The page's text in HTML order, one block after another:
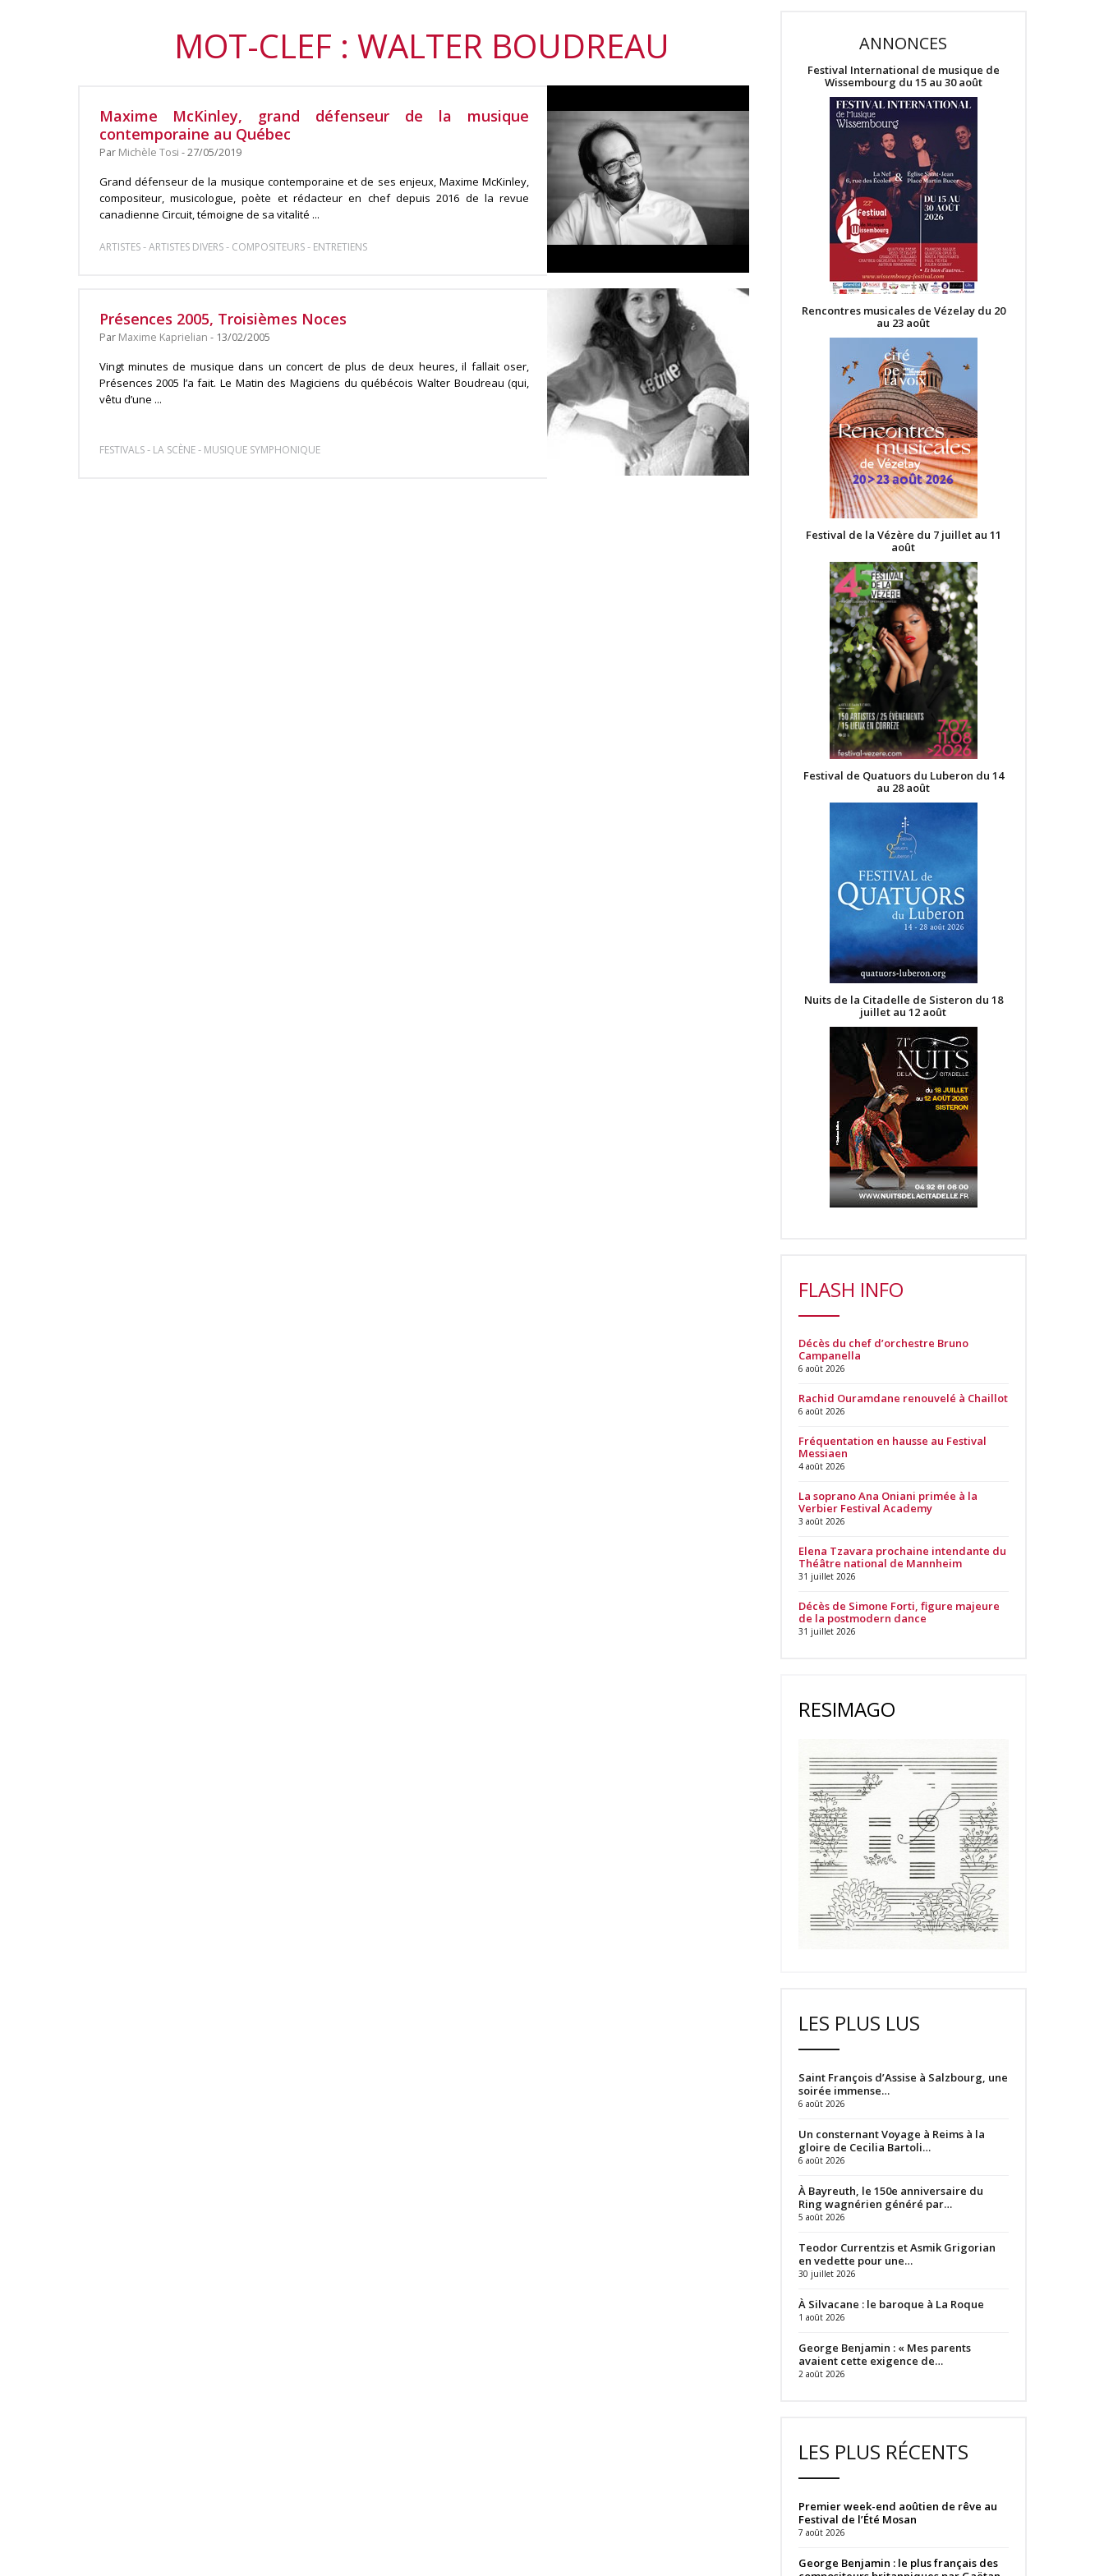
MOT-CLEF : WALTER BOUDREAU
Maxime McKinley, grand défenseur de la musique
contemporaine au Québec
Par Michèle Tosi - 27/05/2019
Grand défenseur de la musique contemporaine et de ses enjeux, Maxime McKinley,
compositeur, musicologue, poète et rédacteur en chef depuis 2016 de la revue
canadienne Circuit, témoigne de sa vitalité ...
ARTISTES-ARTISTES DIVERS- COMPOSITEURS- ENTRETIENS
Présences 2005, Troisièmes Noces
Par Maxime Kaprielian - 13/02/2005
Vingt minutes de musique dans un concert de plus de deux heures, il fallait oser,
Présences 2005 l’a fait. Le Matin des Magiciens du québécois Walter Boudreau (qui,
vêtu d’une ...
FESTIVALS- LA SCÈNE- MUSIQUE SYMPHONIQUE
ANNONCES
Festival International de musique de
Wissembourg du 15 au 30 août
Rencontres musicales de Vézelay du 20
au 23 août
Festival de la Vézère du 7 juillet au 11
août
Festival de Quatuors du Luberon du 14
au 28 août
Nuits de la Citadelle de Sisteron du 18
juillet au 12 août
FLASH INFO
Décès du chef d’orchestre Bruno
Campanella
6 août 2026
Rachid Ouramdane renouvelé à Chaillot
6 août 2026
Fréquentation en hausse au Festival
Messiaen
4 août 2026
La soprano Ana Oniani primée à la
Verbier Festival Academy
3 août 2026
Elena Tzavara prochaine intendante du
Théâtre national de Mannheim
31 juillet 2026
Décès de Simone Forti, figure majeure
de la postmodern dance
31 juillet 2026
RESIMAGO
LES PLUS LUS
Saint François d’Assise à Salzbourg, une
soirée immense…
6 août 2026
Un consternant Voyage à Reims à la
gloire de Cecilia Bartoli…
6 août 2026
À Bayreuth, le 150e anniversaire du
Ring wagnérien généré par…
5 août 2026
Teodor Currentzis et Asmik Grigorian
en vedette pour une…
30 juillet 2026
À Silvacane : le baroque à La Roque
1 août 2026
George Benjamin : « Mes parents
avaient cette exigence de…
2 août 2026
LES PLUS RÉCENTS
Premier week-end aoûtien de rêve au
Festival de l’Été Mosan
7 août 2026
George Benjamin : le plus français des